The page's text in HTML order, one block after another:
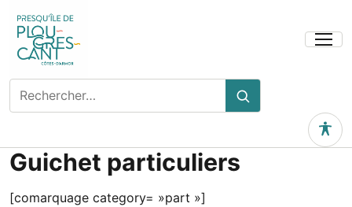
Ouvrir
Rechercher
sur
site
Rechercher
Outils
Guichet particuliers
[comarquage category= »part »]